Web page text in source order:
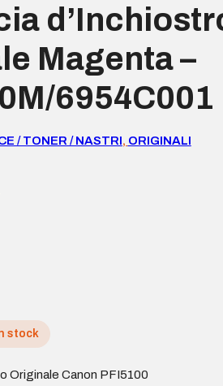
Magenta –
6954C001
/ TONER / NASTRI, ORIGINALI
stock
Originale Canon PFI5100